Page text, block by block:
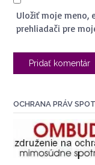
Uložiť moje meno,
prehliadači pre
OCHRANA PRÁV